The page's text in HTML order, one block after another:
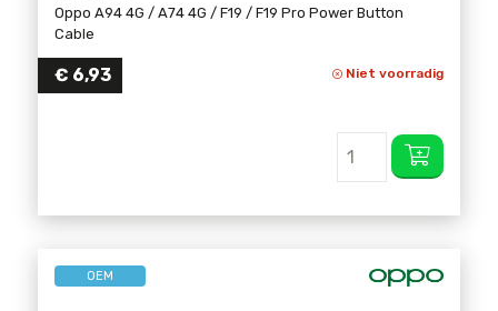
Oppo A94 4G / A74 4G / F19 / F19 Pro Power Button
Cable
€ 6,93 Niet voorradig
OEM